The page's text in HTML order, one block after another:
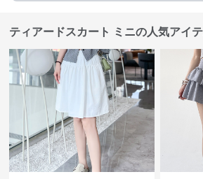
ティアードスカート ミニの人気アイ